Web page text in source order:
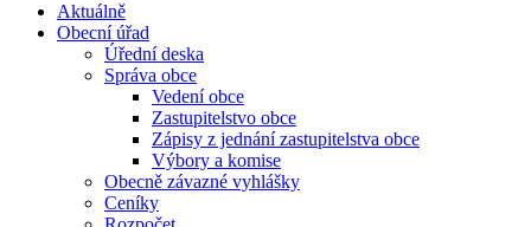
Aktuálně
Obecní úřad
Úřední deska
Správa obce
Vedení obce
Zastupitelstvo obce
Zápisy z jednání zastupitelstva obce
Výbory a komise
Obecně závazné vyhlášky
Ceníky